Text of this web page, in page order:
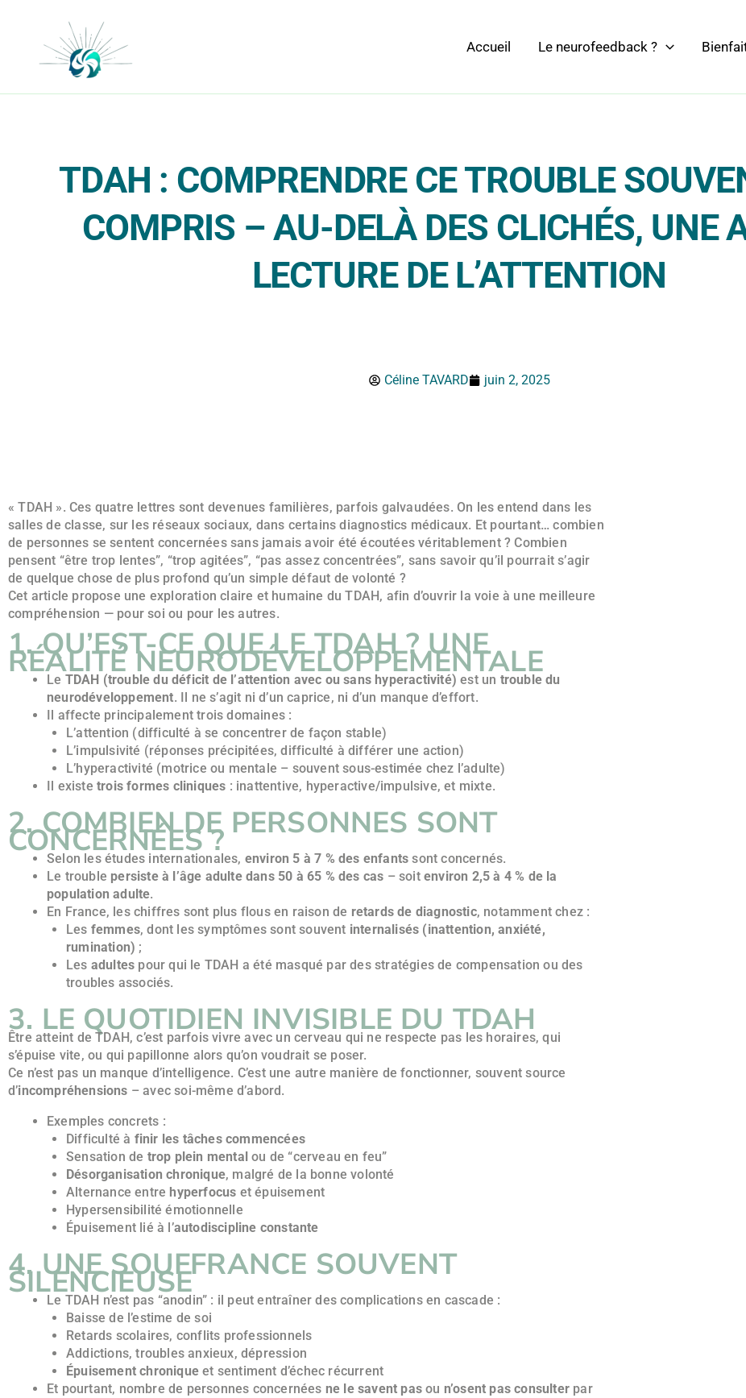
Accueil Le neurofeedback ?
TDAH : COMPRENDRE CE TROUBLE
COMPRIS – AU-DELÀ DES CLICHÉS, UNE
LECTURE DE L’ATTENTION
Céline TAVARD juin 2, 2025
« TDAH ». Ces quatre lettres sont devenues familières, parfois galvaudées. On les entend dans les
salles de classe, sur les réseaux sociaux, dans certains diagnostics médicaux. Et pourtant… combien
de personnes se sentent concernées sans jamais avoir été écoutées véritablement ? Combien
pensent “être trop lentes”, “trop agitées”, “pas assez concentrées”, sans savoir qu’il pourrait s’agir
de quelque chose de plus profond qu’un simple défaut de volonté ?
Cet article propose une exploration claire et humaine du TDAH, afin d’ouvrir la voie à une meilleure
compréhension — pour soi ou pour les autres.
1. QU’EST-CE QUE LE TDAH ? UNE
RÉALITÉ NEURODÉVELOPPEMENTALE
Le TDAH (trouble du déficit de l’attention avec ou sans hyperactivité) est un trouble du
neurodéveloppement. Il ne s’agit ni d’un caprice, ni d’un manque d’effort.
Il affecte principalement trois domaines :
L’attention (difficulté à se concentrer de façon stable)
L’impulsivité (réponses précipitées, difficulté à différer une action)
L’hyperactivité (motrice ou mentale – souvent sous-estimée chez l’adulte)
Il existe trois formes cliniques : inattentive, hyperactive/impulsive, et mixte.
2. COMBIEN DE PERSONNES SONT
CONCERNÉES ?
Selon les études internationales, environ 5 à 7 % des enfants sont concernés.
Le trouble persiste à l’âge adulte dans 50 à 65 % des cas – soitenviron 2,5 à 4 % de la
population adulte.
En France, les chiffres sont plus flous en raison de retards de diagnostic, notamment chez :
Les femmes, dont les symptômes sont souvent internalisés (inattention, anxiété,
rumination) ;
Les adultes pour qui le TDAH a été masqué par des stratégies de compensation ou des
troubles associés.
3. LE QUOTIDIEN INVISIBLE DU TDAH
Être atteint de TDAH, c’est parfois vivre avec un cerveau qui ne respecte pas les horaires, qui
s’épuise vite, ou qui papillonne alors qu’on voudrait se poser.
Ce n’est pas un manque d’intelligence. C’est une autre manière de fonctionner, souvent source
d’incompréhensions – avec soi-même d’abord.
Exemples concrets :
Difficulté à finir les tâches commencées
Sensation de trop plein mental ou de “cerveau en feu”
Désorganisation chronique, malgré de la bonne volonté
Alternance entre hyperfocus et épuisement
Hypersensibilité émotionnelle
Épuisement lié à l’autodiscipline constante
4. UNE SOUFFRANCE SOUVENT
SILENCIEUSE
Le TDAH n’est pas “anodin” : il peut entraîner des complications en cascade :
Baisse de l’estime de soi
Retards scolaires, conflits professionnels
Addictions, troubles anxieux, dépression
Épuisement chronique et sentiment d’échec récurrent
Et pourtant, nombre de personnes concernées ne le savent pas ou n’osent pas consulter par